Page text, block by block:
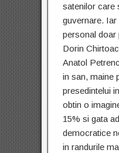
satenilor care
guvernare.
personal doar
Dorin
Anatol
in san, maine
presedintelui
obtin o
15% si gata
democratice
in randurile